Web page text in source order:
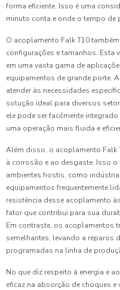
forma eficiente. Isso é uma
minuto conta e onde o tempo de
O acoplamento Falk T10
configurações e tamanhos. Esta
em uma vasta gama de
equipamentos de grande porte.
atender às necessidades
solução ideal para diversos
ele pode ser facilmente
uma operação mais fluida e
Além disso, o acoplamento Falk
à corrosão e ao desgaste. Isso
ambientes hostis, como
equipamentos frequentemente
resistência desse acoplamento
fator que contribui para sua
Em contraste, os acoplamentos
semelhantes, levando a reparos
programadas na linha de
No que diz respeito à energia e
eficaz na absorção de choques